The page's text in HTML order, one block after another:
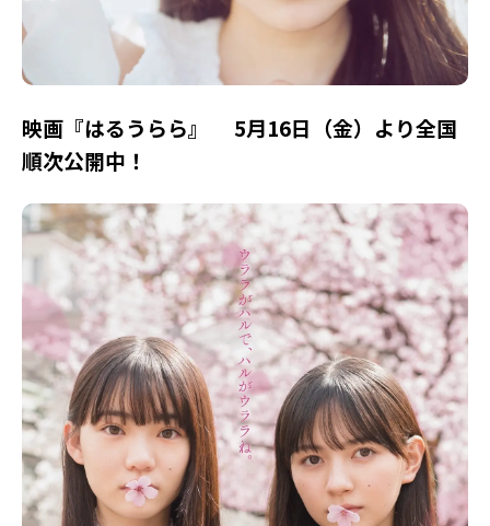
映画『はるうらら』 5月16日（金）より全国
順次公開中！